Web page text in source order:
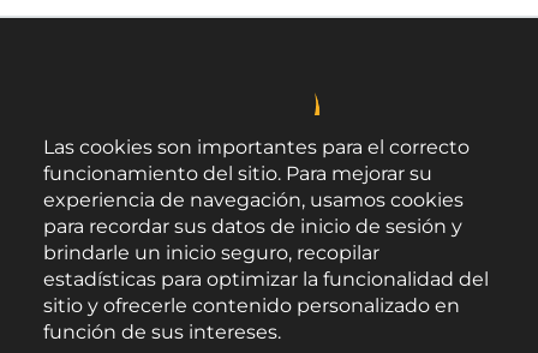
Las cookies son importantes para el correcto
funcionamiento del sitio. Para mejorar su
experiencia de navegación, usamos cookies
para recordar sus datos de inicio de sesión y
brindarle un inicio seguro, recopilar
estadísticas para optimizar la funcionalidad del
sitio y ofrecerle contenido personalizado en
función de sus intereses.